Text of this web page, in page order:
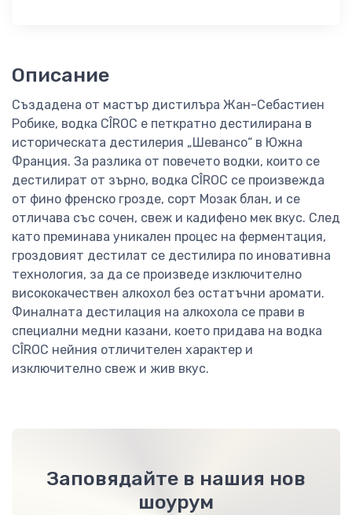
Описание
Създадена от мастър дистилъра Жан-Себастиен
Робике, водка CÎROC е петкратно дестилирана в
историческата дестилерия „Шевансо“ в Южна
Франция. За разлика от повечето водки, които се
дестилират от зърно, водка CÎROC се произвежда
от фино френско грозде, сорт Мозак блан, и се
отличава със сочен, свеж и кадифено мек вкус. След
като преминава уникален процес на ферментация,
гроздовият дестилат се дестилира по иновативна
технология, за да се произведе изключително
висококачествен алкохол без остатъчни аромати.
Финалната дестилация на алкохола се прави в
специални медни казани, което придава на водка
CÎROC нейния отличителен характер и
изключително свеж и жив вкус.
Заповядайте в нашия нов
шоурум